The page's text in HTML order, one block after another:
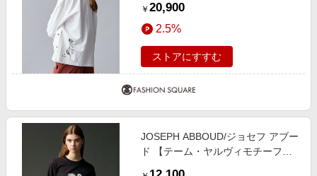
ホワイト系 2
￥ 20,900
2.5%
ストアにすすむ
JOSEPH ABBOUD/ジョセフ アブー
ド 【テーム・ヤルヴィモチーフ】